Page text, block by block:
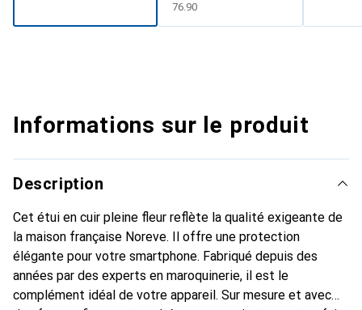
CHF
76.90
Informations sur le produit
Description
Cet étui en cuir pleine fleur reflète la qualité exigeante de
la maison française Noreve. Il offre une protection
élégante pour votre smartphone. Fabriqué depuis des
années par des experts en maroquinerie, il est le
complément idéal de votre appareil. Sur mesure et avec